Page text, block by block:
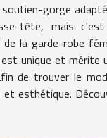
soutien-gorge
tête, mais
la garde-robe
unique et mérite
de trouver le
esthétique.